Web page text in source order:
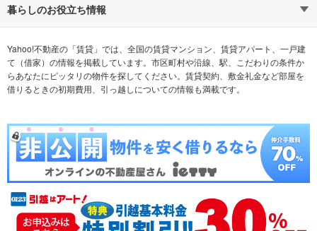
通勤時間から探す
不動産会社から探す 希望の条件から探す
テーマから探す ランキングから探す
不動産・住宅
新築マンション 中古マンション
新築一戸建て 中古一戸建て
注文住宅 土地
売却査定
暮らしのお役立ち情報
マンションカタログ 教えて！住まいの先生
Yahoo!不動産の「賃貸」では、全国の賃貸マンション、賃貸アパート、一戸建
て（借家）の情報を掲載しています。市区町村や沿線、駅、こだわりの条件か
らあなたにピッタリの物件を探してください。賃貸契約、敷金礼金など部屋を
借りるときの初期費用、引っ越しについての情報も満載です。